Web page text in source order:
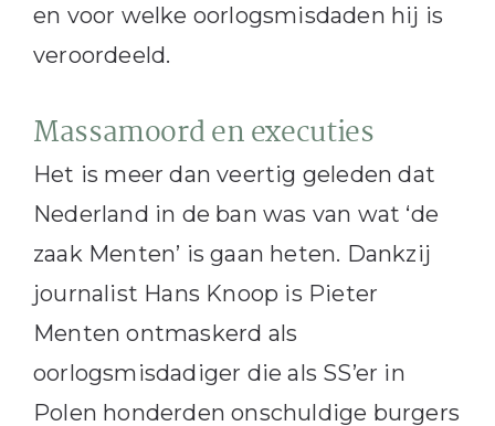
en voor welke oorlogsmisdaden hij is
veroordeeld.
Massamoord en executies
Het is meer dan veertig geleden dat
Nederland in de ban was van wat ‘de
zaak Menten’ is gaan heten. Dankzij
journalist Hans Knoop is Pieter
Menten ontmaskerd als
oorlogsmisdadiger die als SS’er in
Polen honderden onschuldige burgers